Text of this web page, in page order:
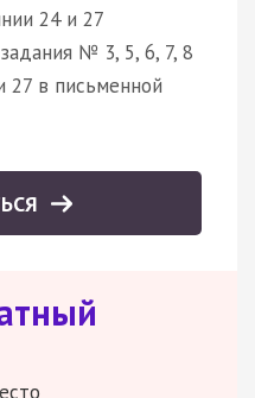
24 и 27
№ 3, 5, 6, 7, 8
в письменной